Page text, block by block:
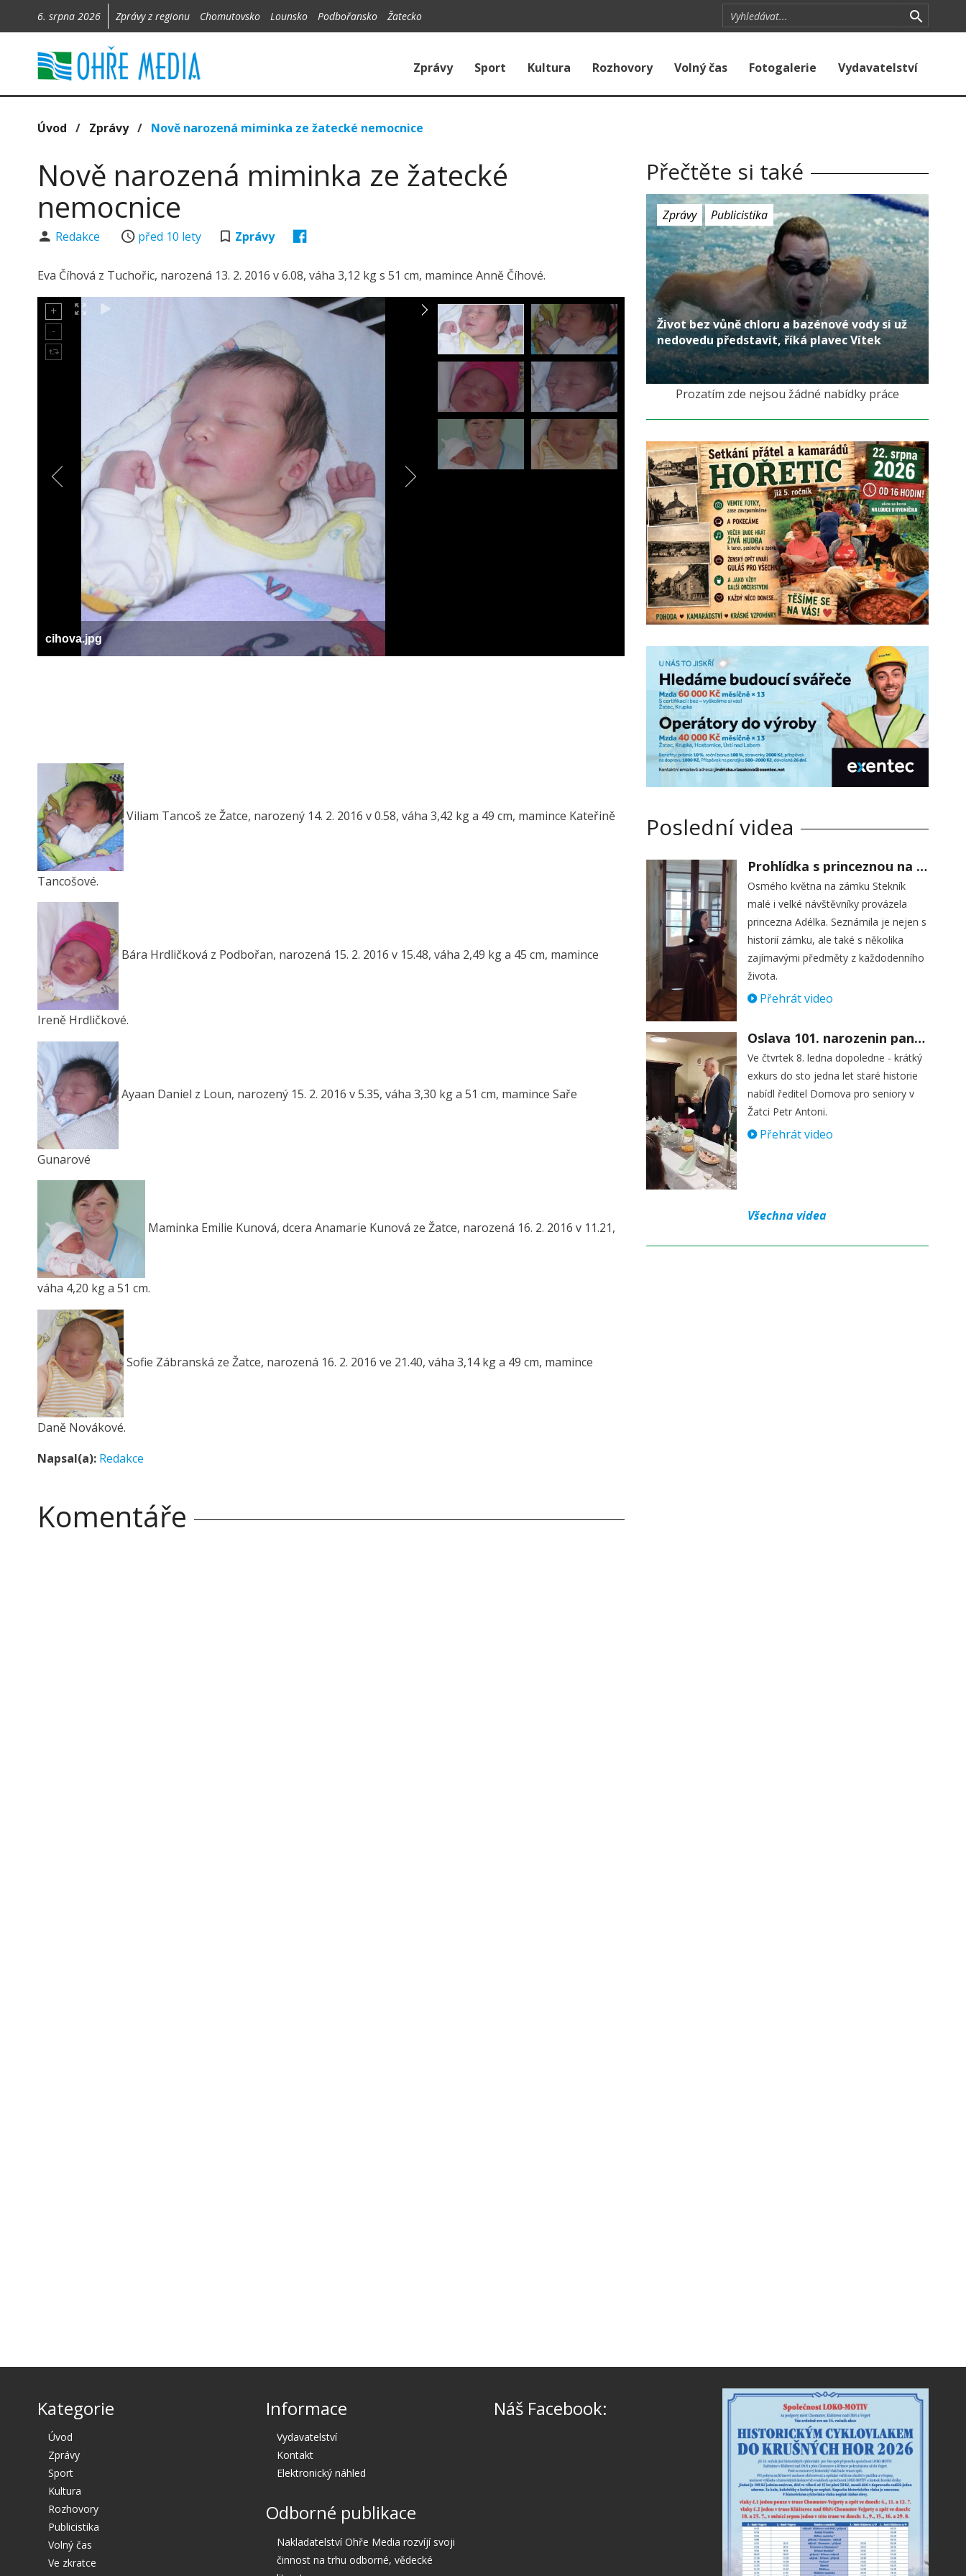
6. srpna 2026 Zprávy z regionu Chomutovsko Lounsko Podbořansko Žatecko
Zprávy Sport Kultura Rozhovory Volný čas Fotogalerie Vydavatelství
Úvod / Zprávy/ Nově narozená miminka ze žatecké nemocnice
Nově narozená miminka ze žatecké
nemocnice
Redakce před 10 lety Zprávy
Eva Číhová z Tuchořic, narozená 13. 2. 2016 v 6.08, váha 3,12 kg s 51 cm, mamince Anně Číhové.
cihova.jpg
Viliam Tancoš ze Žatce, narozený 14. 2. 2016 v 0.58, váha 3,42 kg a 49 cm, mamince Kateřině
Tancošové.
Bára Hrdličková z Podbořan, narozená 15. 2. 2016 v 15.48, váha 2,49 kg a 45 cm, mamince
Ireně Hrdličkové.
Ayaan Daniel z Loun, narozený 15. 2. 2016 v 5.35, váha 3,30 kg a 51 cm, mamince Saře
Gunarové
Maminka Emilie Kunová, dcera Anamarie Kunová ze Žatce, narozená 16. 2. 2016 v 11.21,
váha 4,20 kg a 51 cm.
Sofie Zábranská ze Žatce, narozená 16. 2. 2016 ve 21.40, váha 3,14 kg a 49 cm, mamince
Daně Novákové.
Napsal(a): Redakce
Komentáře
Přečtěte si také
Zprávy Publicistika
Život bez vůně chloru a bazénové vody si už
nedovedu představit, říká plavec Vítek
před 10 lety
Prozatím zde nejsou žádné nabídky práce
Poslední videa
Prohlídka s princeznou na zámku Stekník
Osmého května na zámku Stekník
malé i velké návštěvníky provázela
princezna Adélka. Seznámila je nejen s
historií zámku, ale také s několika
zajímavými předměty z každodenního
života.
Přehrát video
Oslava 101. narozenin paní Věry Skořepové
Ve čtvrtek 8. ledna dopoledne - krátký
exkurs do sto jedna let staré historie
nabídl ředitel Domova pro seniory v
Žatci Petr Antoni.
Přehrát video
Všechna videa
Kategorie
Úvod
Zprávy
Sport
Kultura
Rozhovory
Publicistika
Volný čas
Ve zkratce
Informace
Vydavatelství
Kontakt
Elektronický náhled
Odborné publikace
Nakladatelství Ohře Media rozvíjí svoji
činnost na trhu odborné, vědecké
Náš Facebook: